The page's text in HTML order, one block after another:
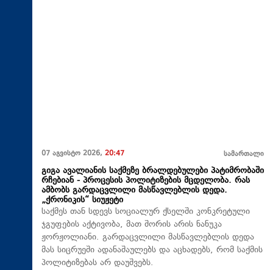
07 აგვისტო 2026, 20:47 სამართალი
გიგა ავალიანის საქმეზე ბრალდებულები პატიმრობაში
რჩებიან - პროცესის პოლიტიზების მცდელობა. რას
ამბობს გარდაცვლილი მასწავლებლის დედა.
„ქრონიკის“ სიუჟეტი
საქმეს თან სდევს სოციალურ ქსელში კონკრეტული
ჯგუფების აქტივობა, მათ შორის არის ნანუკა
ჟორჟოლიანი. გარდაცვლილი მასწავლებლის დედა
მას სიცრუეში ადანაშაულებს და აცხადებს, რომ საქმის
პოლიტიზებას არ დაუშვებს.